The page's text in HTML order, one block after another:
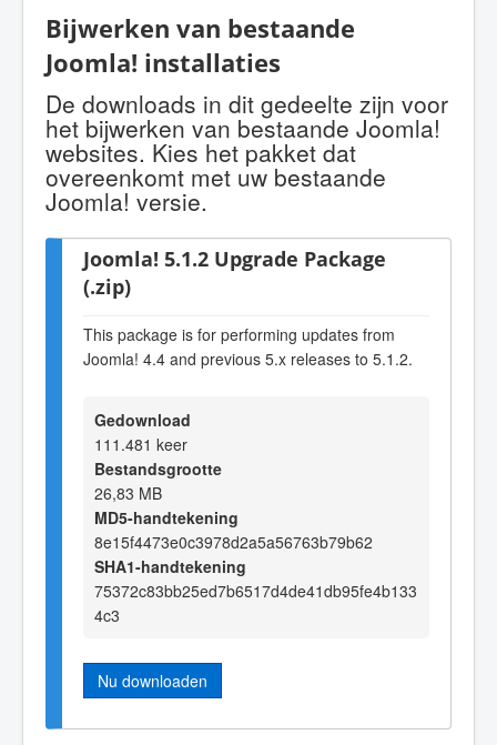
Bijwerken van bestaande
Joomla! installaties
De downloads in dit gedeelte zijn voor
het bijwerken van bestaande Joomla!
websites. Kies het pakket dat
overeenkomt met uw bestaande
Joomla! versie.
Joomla! 5.1.2 Upgrade Package
(.zip)
This package is for performing updates from
Joomla! 4.4 and previous 5.x releases to 5.1.2.
Gedownload
111.481 keer
Bestandsgrootte
26,83 MB
MD5-handtekening
8e15f4473e0c3978d2a5a56763b79b62
SHA1-handtekening
75372c83bb25ed7b6517d4de41db95fe4b133
4c3
Nu downloaden